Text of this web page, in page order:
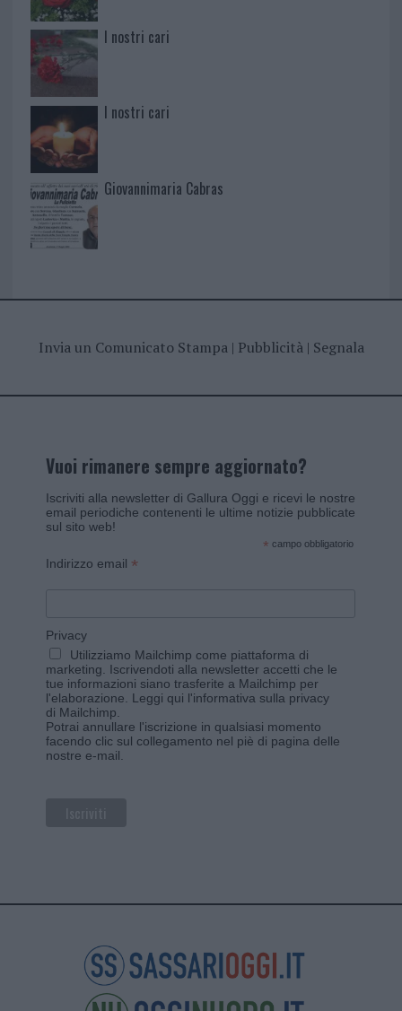
I nostri cari
I nostri cari
Giovannimaria Cabras
Invia un Comunicato Stampa| Pubblicità| Segnala
Vuoi rimanere sempre aggiornato?
Iscriviti alla newsletter di Gallura Oggi e ricevi le nostre
email periodiche contenenti le ultime notizie pubblicate
sul sito web!
* campo obbligatorio
Indirizzo email *
Privacy
Utilizziamo Mailchimp come piattaforma di
marketing. Iscrivendoti alla newsletter accetti che le
tue informazioni siano trasferite a Mailchimp per
l'elaborazione. Leggi qui l'informativa sulla privacy
di Mailchimp
Potrai annullare l'iscrizione in qualsiasi momento
facendo clic sul collegamento nel piè di pagina delle
nostre e-mail.